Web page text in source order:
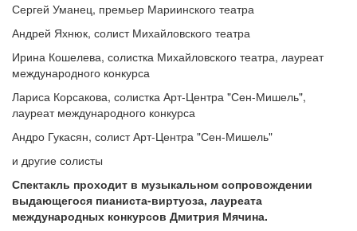
Сергей Уманец, премьер Мариинского театра
Андрей Яхнюк, солист Михайловского театра
Ирина Кошелева, солистка Михайловского театра, лауреат
международного конкурса
Лариса Корсакова, солистка Арт-Центра "Сен-Мишель",
лауреат международного конкурса
Андро Гукасян, солист Арт-Центра "Сен-Мишель"
и другие солисты
Спектакль проходит в музыкальном сопровождении
выдающегося пианиста-виртуоза, лауреата
международных конкурсов Дмитрия Мячина.